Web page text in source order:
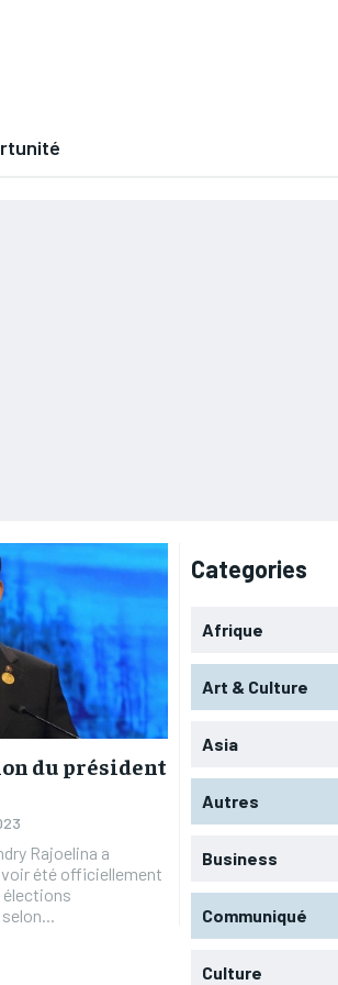
du président
Rajoelina a
été officiellement
Categories
Afrique
Art & Culture
Asia
Autres
Business
Communiqué
Culture